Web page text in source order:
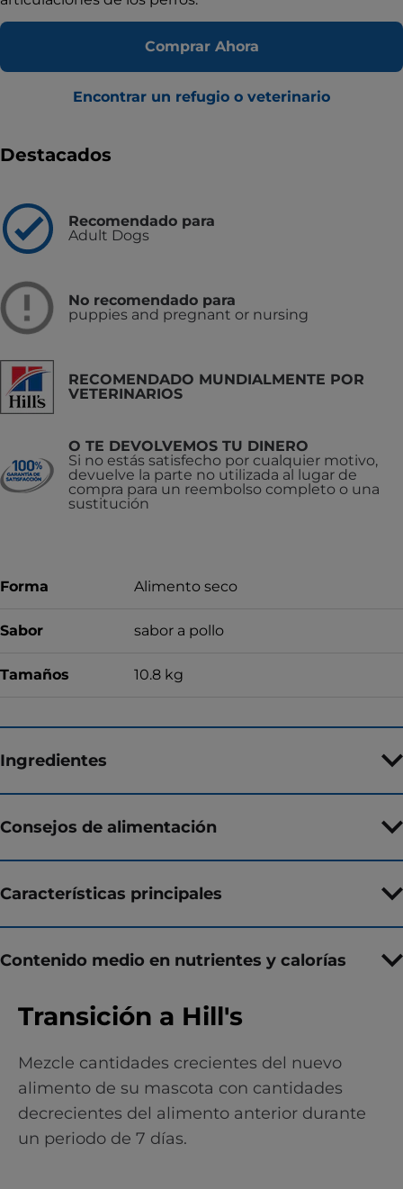
Comprar Ahora
Encontrar un refugio o veterinario
Destacados
Recomendado para
Adult Dogs
No recomendado para
puppies and pregnant or nursing
RECOMENDADO MUNDIALMENTE POR
VETERINARIOS
O TE DEVOLVEMOS TU DINERO
Si no estás satisfecho por cualquier motivo,
devuelve la parte no utilizada al lugar de
compra para un reembolso completo o una
sustitución
Forma Alimento seco
Sabor sabor a pollo
Tamaños 10.8 kg
Ingredientes
Consejos de alimentación
Características principales
Contenido medio en nutrientes y calorías
Transición a Hill's
Mezcle cantidades crecientes del nuevo
alimento de su mascota con cantidades
decrecientes del alimento anterior durante
un periodo de 7 días.